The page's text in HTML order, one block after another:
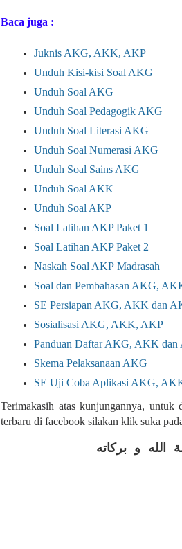
Baca juga :
Juknis AKG, AKK, AKP
Unduh Kisi-kisi Soal AKG
Unduh Soal AKG
Unduh Soal Pedagogik AKG
Unduh Soal Literasi AKG
Unduh Soal Numerasi AKG
Unduh Soal Sains AKG
Unduh Soal AKK
Unduh Soal AKP
Soal Latihan AKP Paket 1
Soal Latihan AKP Paket 2
Naskah Soal AKP Madrasah
Soal dan Pembahasan AKG,
SE Persiapan AKG, AKK dan
Sosialisasi AKG, AKK, AKP
Panduan Daftar AKG, AKK dan
Skema Pelaksanaan AKG
SE Uji Coba Aplikasi AKG,
Terimakasih atas kunjungannya, untuk
terbaru di facebook silakan klik suka
الله و بركاته